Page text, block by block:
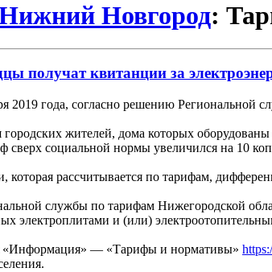
Новгород:
получат квитанции за
2019 года, согласно решению Региональной
жителей, дома которых
сверх социальной нормы увеличился на 10
которая рассчитывается по тарифам,
службы по тарифам Нижегородской
электроплитами и (или)
«Информация» — «Тарифы и нормативы»